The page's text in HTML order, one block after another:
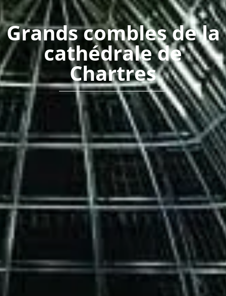
Grands combles de la
cathédrale de
Chartres